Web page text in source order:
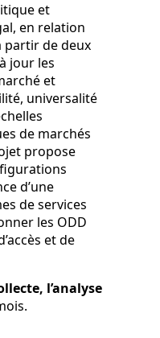
et
en relation
partir de deux
jour les
et
universalité
de marchés
propose
d’une
de services
les ODD
et de
l’analyse